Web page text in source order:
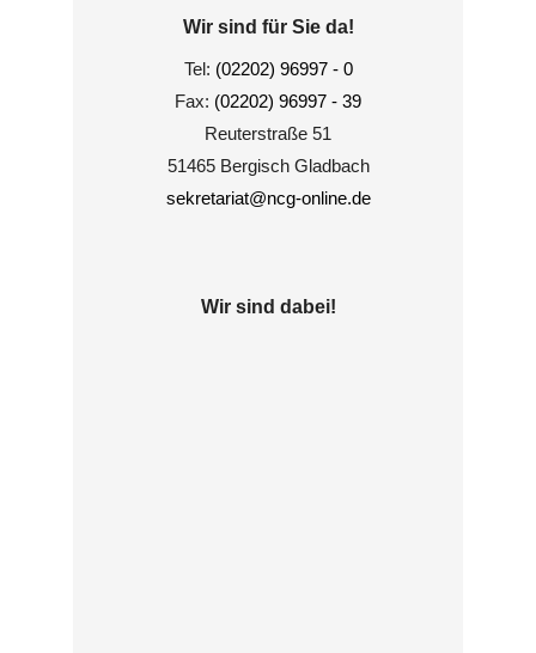
Wir sind für Sie da!
Tel: (02202) 96997 - 0
Fax: (02202) 96997 - 39
Reuterstraße 51
51465 Bergisch Gladbach
sekretariat@ncg-online.de
Wir sind dabei!